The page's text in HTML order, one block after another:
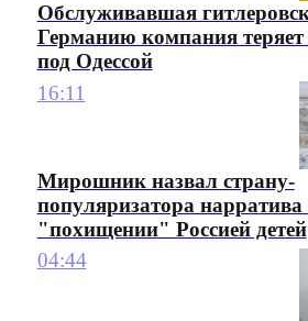
Обслуживавшая
Германию компания теряет
под Одессой
16:11
Мирошник назвал страну-
популяризатора нарратива
"похищении" Россией детей
04:44